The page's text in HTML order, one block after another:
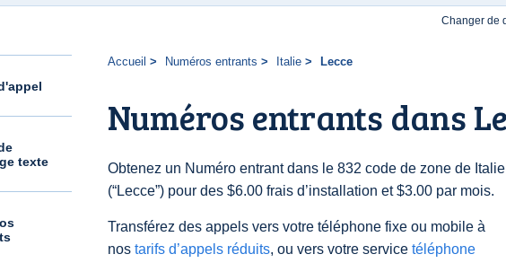
texte
Accueil Numéros entrants Italie Lecce
Numéros entrants dans
Obtenez un Numéro entrant dans le 832 code de zone de Italie
(“Lecce”) pour des $6.00 frais d’installation et $3.00 par mois.
Transférez des appels vers votre téléphone fixe ou mobile à
nos tarifs d’appels réduits, ou vers votre service téléphone
Changer de